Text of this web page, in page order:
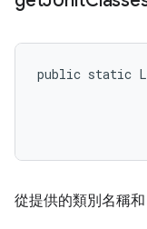
public static
從提供的類別名稱和